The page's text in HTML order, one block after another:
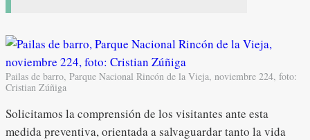
Pailas de barro, Parque Nacional Rincón de la Vieja, noviembre 224, foto:
Cristian Zúñiga
Solicitamos la comprensión de los visitantes ante esta
medida preventiva, orientada a salvaguardar tanto la vida